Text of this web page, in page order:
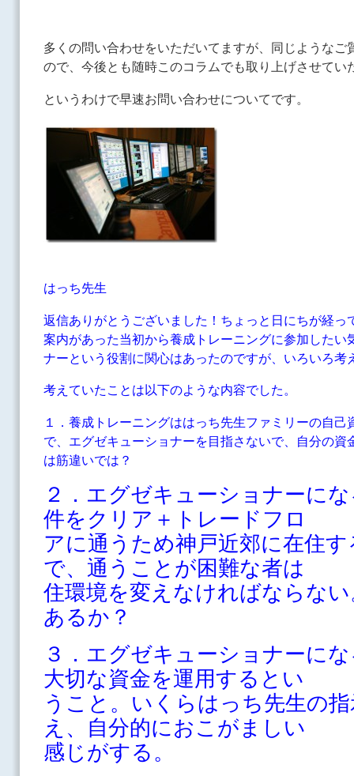
多くの問い合わせをいただいてますが、同じような
ので、今後とも随時このコラムでも取り上げさせてい
というわけで早速お問い合わせについてです。
はっち先生
返信ありがとうございました！ちょっと日にちが経っ
案内があった当初から養成トレーニングに参加したい
ナーという役割に関心はあったのですが、いろいろ考
考えていたことは以下のような内容でした。
１．養成トレーニングははっち先生ファミリーの自己
で、エグゼキューショナーを目指さないで、自分の資
は筋違いでは？
２．エグゼキューショナーに
件をクリア＋トレードフロ
アに通うため神戸近郊に在住
で、通うことが困難な者は
住環境を変えなければならな
あるか？
３．エグゼキューショナーに
大切な資金を運用するとい
うこと。いくらはっち先生の
え、自分的におこがましい
感じがする。